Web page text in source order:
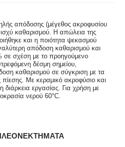
απόδοσης (μέγεθος ακροφυσίου
καθαρισμού. Η απώλεια της
και η ποιότητα ψεκασμού
απόδοση καθαρισμού και
σε σχέση με το προηγούμενο
δέσμη σημείου,
καθαρισμού σε σύγκριση με τα
Με κεραμικό ακροφύσιο και
διάρκεια εργασίας. Για χρήση με
νερού 60°C.